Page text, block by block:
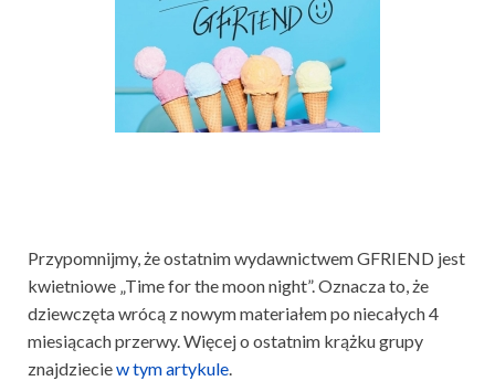
Przypomnijmy, że ostatnim wydawnictwem GFRIEND jest
kwietniowe „Time for the moon night”. Oznacza to, że
dziewczęta wrócą z nowym materiałem po niecałych 4
miesiącach przerwy. Więcej o ostatnim krążku grupy
znajdzieciew tym artykule.